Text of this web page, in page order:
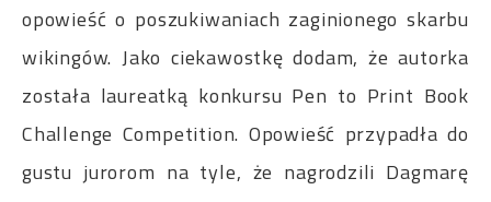
opowieść o poszukiwaniach zaginionego skarbu
wikingów. Jako ciekawostkę dodam, że autorka
została laureatką konkursu Pen to Print Book
Challenge Competition. Opowieść przypadła do
gustu jurorom na tyle, że nagrodzili Dagmarę